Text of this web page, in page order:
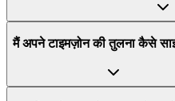
मैं अपने टाइमज़ोन की तुलना कैसे